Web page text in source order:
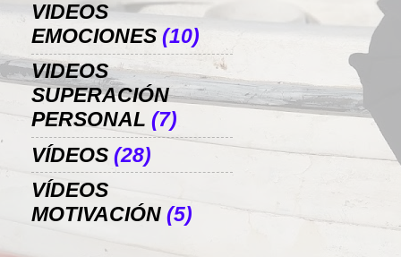
VIDEOS
EMOCIONES (10)
VIDEOS
SUPERACIÓN
PERSONAL (7)
VÍDEOS (28)
VÍDEOS
MOTIVACIÓN (5)